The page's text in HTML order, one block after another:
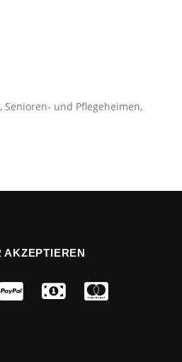
und Pflegeheimen,
AKZEPTIEREN